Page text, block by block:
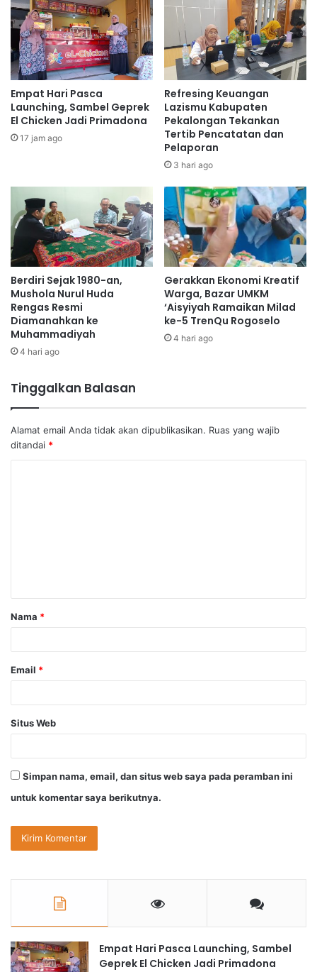
Empat Hari Pasca
Launching, Sambel Geprek
El Chicken Jadi Primadona
17 jam ago
Refresing Keuangan
Lazismu Kabupaten
Pekalongan Tekankan
Tertib Pencatatan dan
Pelaporan
3 hari ago
Berdiri Sejak 1980-an,
Mushola Nurul Huda
Rengas Resmi
Diamanahkan ke
Muhammadiyah
4 hari ago
Gerakkan Ekonomi Kreatif
Warga, Bazar UMKM
‘Aisyiyah Ramaikan Milad
ke-5 TrenQu Rogoselo
4 hari ago
Tinggalkan Balasan
Alamat email Anda tidak akan dipublikasikan. Ruas yang wajib
ditandai *
a
r
Nama *
Email *
Situs Web
Simpan nama, email, dan situs web saya pada peramban ini
untuk komentar saya berikutnya.
Empat Hari Pasca Launching, Sambel
Geprek El Chicken Jadi Primadona